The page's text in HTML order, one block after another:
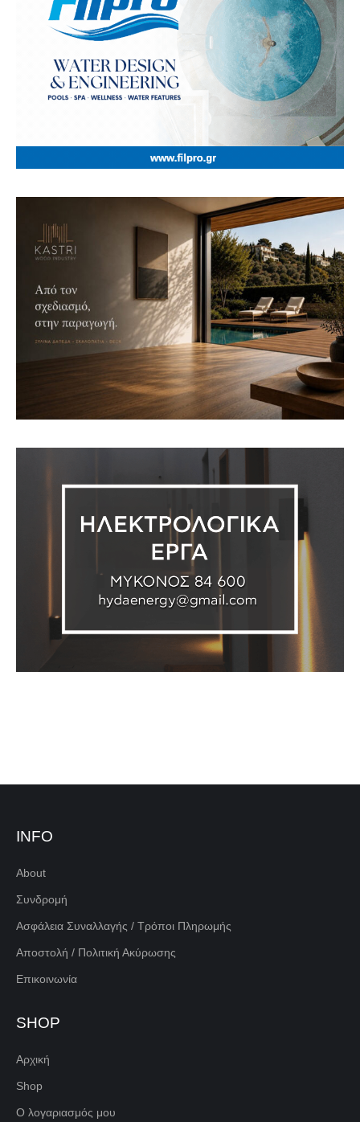
INFO
About
Συνδρομή
Ασφάλεια Συναλλαγής / Τρόποι Πληρωμής
Αποστολή / Πολιτική Ακύρωσης
Επικοινωνία
SHOP
Αρχική
Shop
Ο λογαριασμός μου